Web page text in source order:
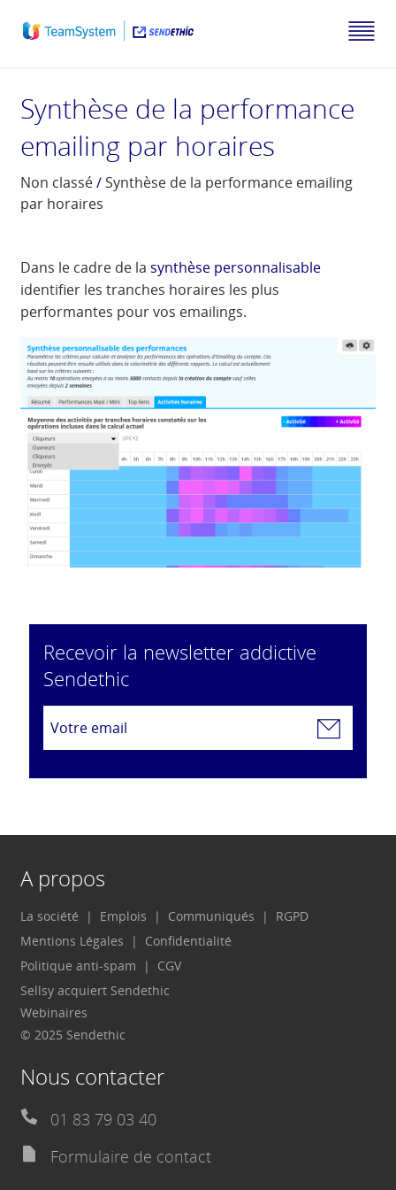
Synthèse de la performance
emailing par horaires
Non classé/ Synthèse de la performance emailing
par horaires
Dans le cadre de lasynthèse personnalisable
identifier les tranches horaires les plus
performantes pour vos emailings.
Recevoir la newsletter addictive
Sendethic
A propos
La société Emplois Communiqués
RGPD
Mentions Légales
Confidentialité
Politique anti-spam
CGV
Sellsy acquiert Sendethic
Webinaires
© 2025 Sendethic
Nous contacter
01 83 79 03 40
Formulaire de contact